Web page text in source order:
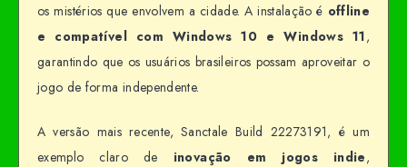
os mistérios que envolvem a cidade. A instalação é offline
e compatível com Windows 10 e Windows 11,
garantindo que os usuários brasileiros possam aproveitar o
jogo de forma independente.
A versão mais recente, Sanctale Build 22273191, é um
exemplo claro de inovação em jogos indie,